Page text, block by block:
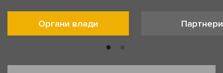
Органи влади Партнери